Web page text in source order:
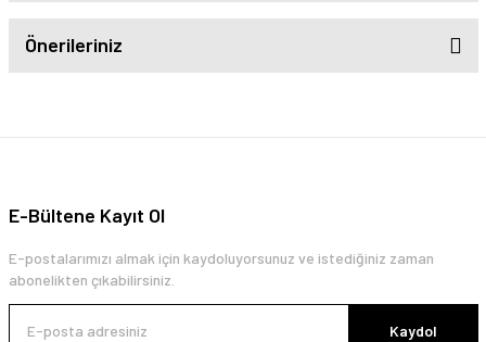
Önerileriniz
E-Bültene Kayıt Ol
E-postalarımızı almak için kaydoluyorsunuz ve istediğiniz zaman
abonelikten çıkabilirsiniz.
Kaydol